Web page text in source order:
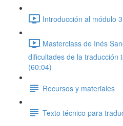
Introducción al módulo
Masterclass de Inés
dificultades de la traducción
(60:04)
Recursos y materiales
Texto técnico para